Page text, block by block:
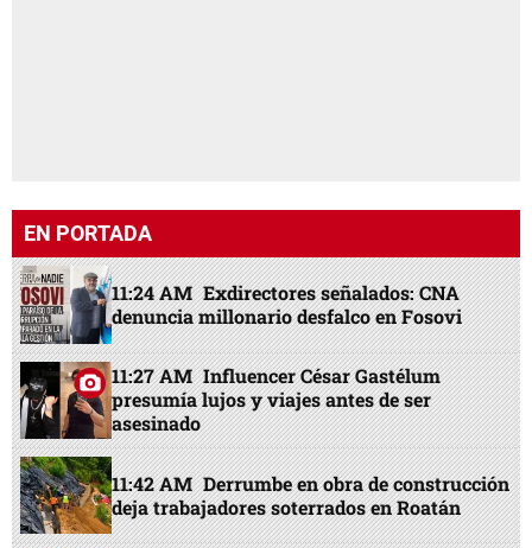
EN PORTADA
11:24 AM Exdirectores señalados: CNA
denuncia millonario desfalco en Fosovi
11:27 AM Influencer César Gastélum
presumía lujos y viajes antes de ser
asesinado
11:42 AM Derrumbe en obra de construcción
deja trabajadores soterrados en Roatán